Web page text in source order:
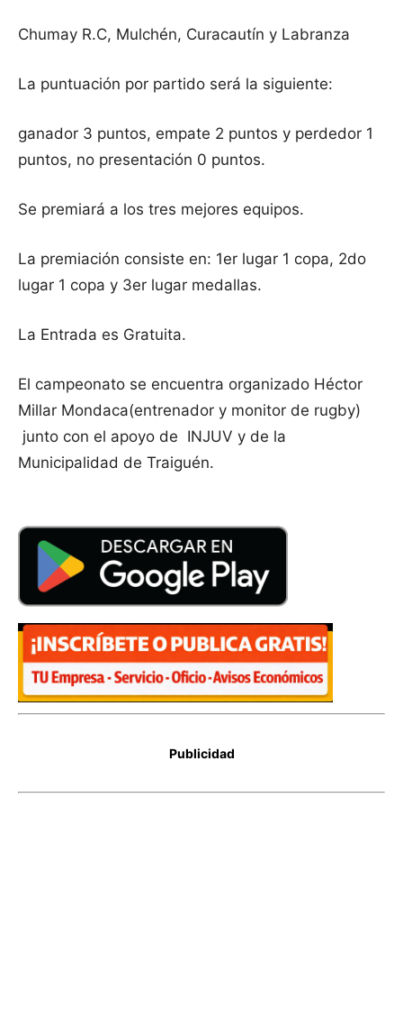
Chumay R.C, Mulchén, Curacautín y Labranza
La puntuación por partido será la siguiente:
ganador 3 puntos, empate 2 puntos y perdedor 1
puntos, no presentación 0 puntos.
Se premiará a los tres mejores equipos.
La premiación consiste en: 1er lugar 1 copa, 2do
lugar 1 copa y 3er lugar medallas.
La Entrada es Gratuita.
El campeonato se encuentra organizado Héctor
Millar Mondaca(entrenador y monitor de rugby)
junto con el apoyo de INJUV y de la
Municipalidad de Traiguén.
Publicidad